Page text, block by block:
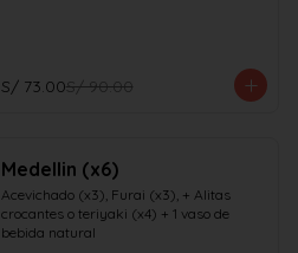
S/ 73.00S/ 90.00
Medellin (x6)
Acevichado (x3), Furai (x3), + Alitas
crocantes o teriyaki (x4) + 1 vaso de
bebida natural